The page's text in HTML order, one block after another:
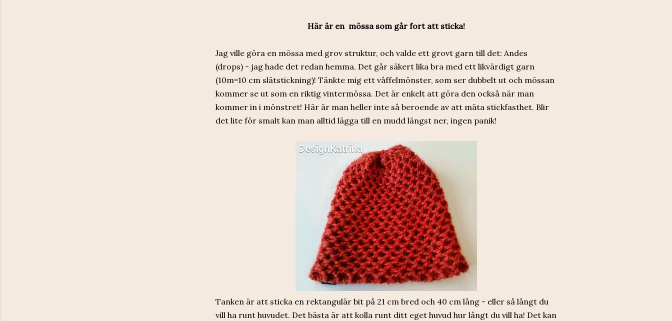
Här är en mössa som går fort att sticka!
Jag ville göra en mössa med grov struktur, och valde ett grovt garn till det: Andes
(drops) - jag hade det redan hemma. Det går säkert lika bra med ett likvärdigt garn
(10m=10 cm slätstickning)! Tänkte mig ett våffelmönster, som ser dubbelt ut och mössan
kommer se ut som en riktig vintermössa. Det är enkelt att göra den också när man
kommer in i mönstret! Här är man heller inte så beroende av att mäta stickfasthet. Blir
det lite för smalt kan man alltid lägga till en mudd längst ner, ingen panik!
Tanken är att sticka en rektangulär bit på 21 cm bred och 40 cm lång - eller så långt du
vill ha runt huvudet. Det bästa är att kolla runt ditt eget huvud hur långt du vill ha! Det kan